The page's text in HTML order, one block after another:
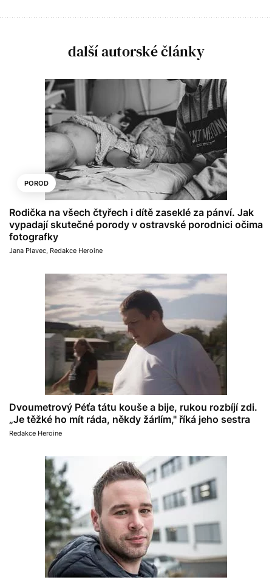
další autorské články
POROD
Rodička na všech čtyřech i dítě zaseklé za pánví. Jak
vypadají skutečné porody v ostravské porodnici očima
fotografky
Jana Plavec Redakce Heroine
Dvoumetrový Péťa tátu kouše a bije, rukou rozbíjí zdi.
„Je těžké ho mít ráda, někdy žárlím," říká jeho sestra
Redakce Heroine